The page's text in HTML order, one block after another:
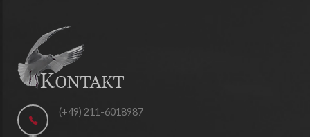
(+49) 211-6018987